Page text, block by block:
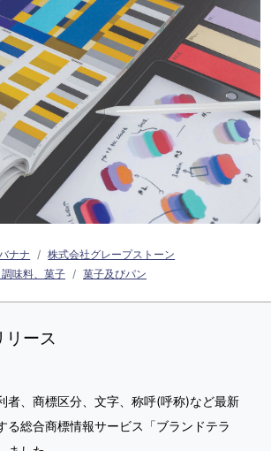
ナナ
株式会社グレープストーン
味料、菓子
菓子及びパン
リース
者、商標区分、文字、称呼(呼称)など最新
る総合商標情報サービス「ブランドテラ